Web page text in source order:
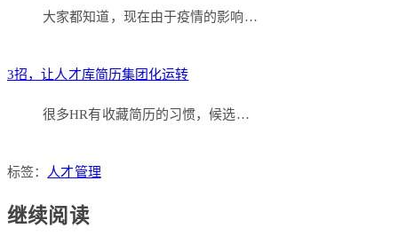
大家都知道，现在由于疫情的影响…
3招，让人才库简历集团化运转
很多HR有收藏简历的习惯，候选…
标签： 人才管理
继续阅读